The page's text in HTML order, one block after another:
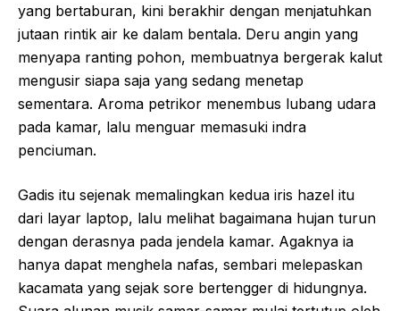
yang bertaburan, kini berakhir dengan menjatuhkan
jutaan rintik air ke dalam bentala. Deru angin yang
menyapa ranting pohon, membuatnya bergerak kalut
mengusir siapa saja yang sedang menetap
sementara. Aroma petrikor menembus lubang udara
pada kamar, lalu menguar memasuki indra
penciuman.
Gadis itu sejenak memalingkan kedua iris hazel itu
dari layar laptop, lalu melihat bagaimana hujan turun
dengan derasnya pada jendela kamar. Agaknya ia
hanya dapat menghela nafas, sembari melepaskan
kacamata yang sejak sore bertengger di hidungnya.